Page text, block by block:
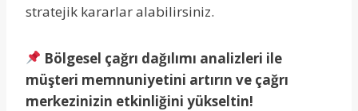
stratejik kararlar alabilirsiniz.
Bölgesel çağrı dağılımı analizleri ile
müşteri memnuniyetini artırın ve çağrı
merkezinizin etkinliğini yükseltin!